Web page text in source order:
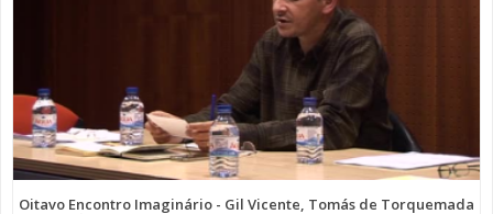
Oitavo Encontro Imaginário - Gil Vicente, Tomás de Torquemada